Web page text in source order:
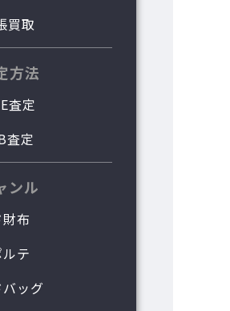
買取
方法
査定
査定
ンル
布
テ
ッグ